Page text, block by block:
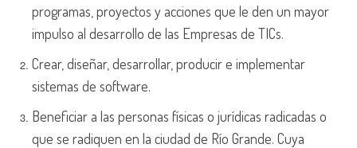
programas, proyectos y acciones que le den un mayor
impulso al desarrollo de las Empresas de TICs.
Crear, diseñar, desarrollar, producir e implementar
sistemas de software.
Beneficiar a las personas físicas o jurídicas radicadas o
que se radiquen en la ciudad de Río Grande. Cuya